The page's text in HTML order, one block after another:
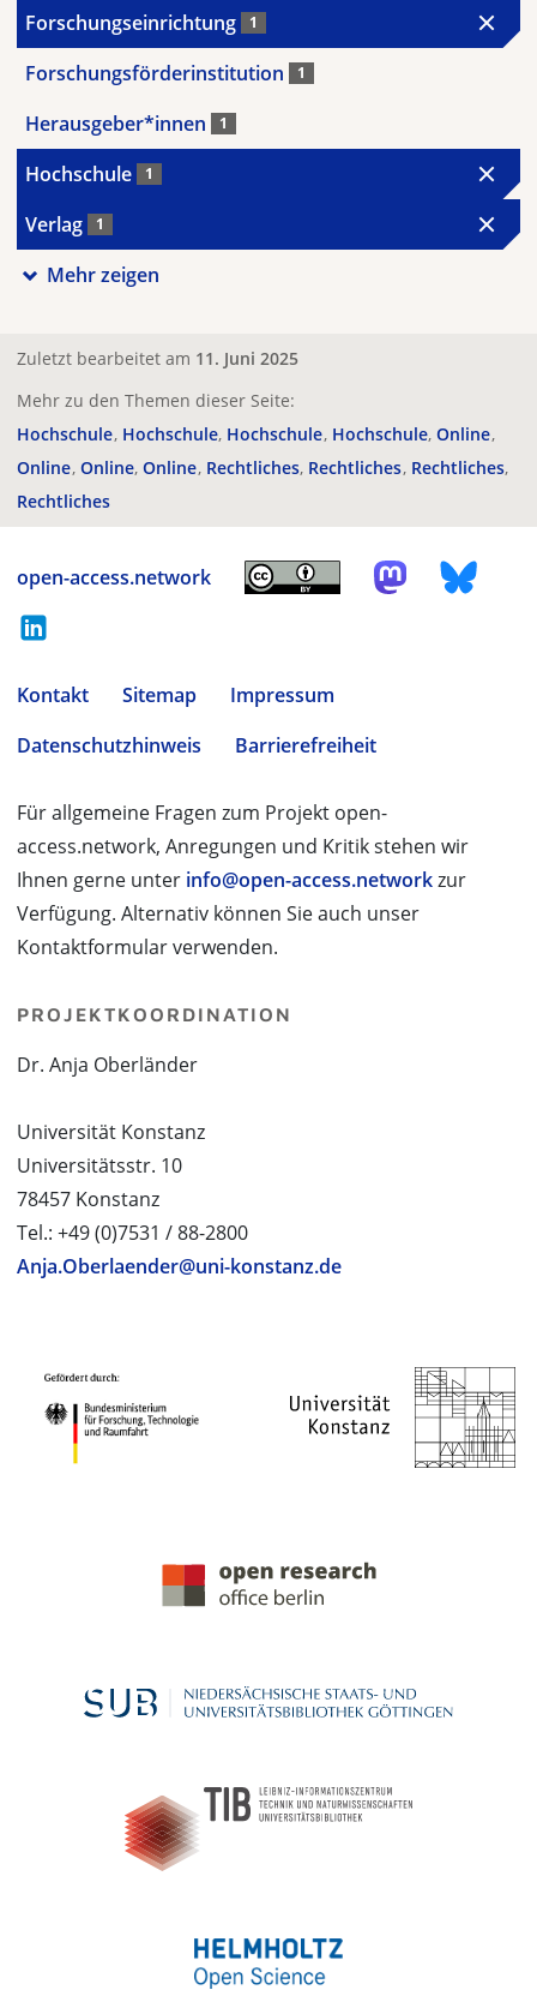
Forschungseinrichtung 1
Forschungsförderinstitution 1
Herausgeber*innen 1
Hochschule 1
Verlag 1
Mehr zeigen
Zuletzt bearbeitet am 11. Juni 2025
Mehr zu den Themen dieser Seite:
Hochschule Hochschule Hochschule Hochschule Online
Online Online Online Rechtliches Rechtliches Rechtliches
Rechtliches
open-access.network
Kontakt Sitemap
Impressum
Datenschutzhinweis
Barrierefreiheit
Für allgemeine Fragen zum Projekt open-
access.network, Anregungen und Kritik stehen wir
Ihnen gerne unter info@open-access.networkzur
Verfügung. Alternativ können Sie auch unser
Kontaktformular verwenden.
PROJEKTKOORDINATION
Dr. Anja Oberländer
Universität Konstanz
Universitätsstr. 10
78457 Konstanz
Tel.: +49 (0)7531 / 88-2800
Anja.Oberlaender@uni-konstanz.de